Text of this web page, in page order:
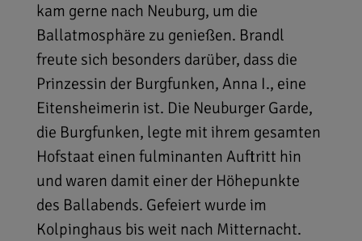
kam gerne nach Neuburg, um die
Ballatmosphäre zu genießen. Brandl
freute sich besonders darüber, dass die
Prinzessin der Burgfunken, Anna I., eine
Eitensheimerin ist. Die Neuburger Garde,
die Burgfunken, legte mit ihrem gesamten
Hofstaat einen fulminanten Auftritt hin
und waren damit einer der Höhepunkte
des Ballabends. Gefeiert wurde im
Kolpinghaus bis weit nach Mitternacht.